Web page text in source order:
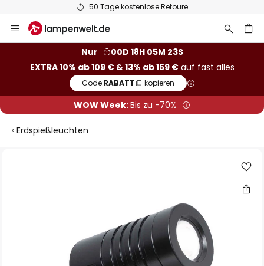
50 Tage kostenlose Retoure
Inhalt
Nur
00D 18H 05M 22S
EXTRA 10% ab 109 € & 13% ab 159 €auf fast alles
Code:RABATT kopieren
WOW Week:Bis zu -70%
Erdspießleuchten